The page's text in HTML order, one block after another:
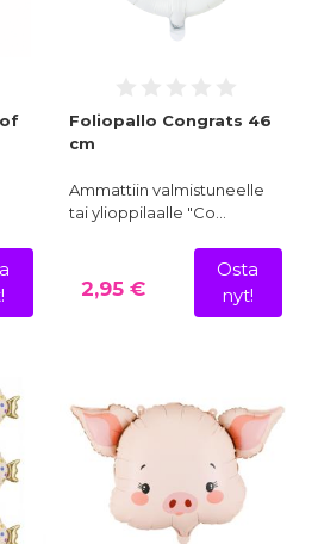
Foliopallo Congrats 46
cm
Ammattiin valmistuneelle
tai ylioppilaalle "Co…
2,95 €
Osta
nyt!